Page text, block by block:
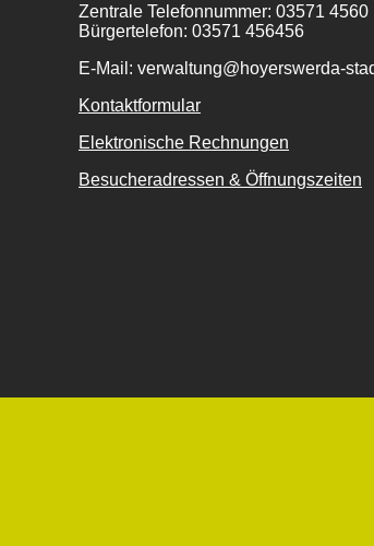
Zentrale Telefonnummer: 03571 4560
Bürgertelefon: 03571 456456
E-Mail: verwaltung@hoyerswerda-
Kontaktformular
Elektronische Rechnungen
Besucheradressen & Öffnungszeiten